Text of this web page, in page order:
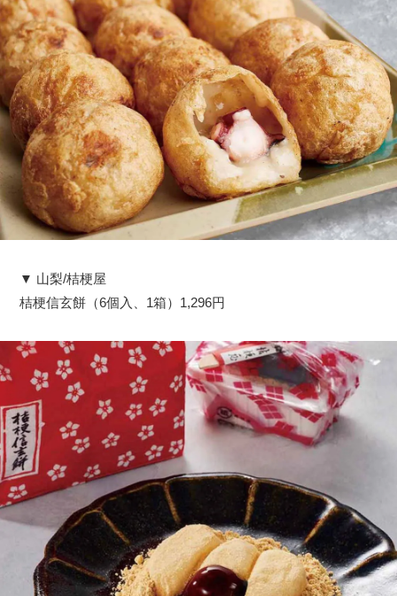
▼ 山梨/桔梗屋
桔梗信玄餅（6個入、1箱）1,296円